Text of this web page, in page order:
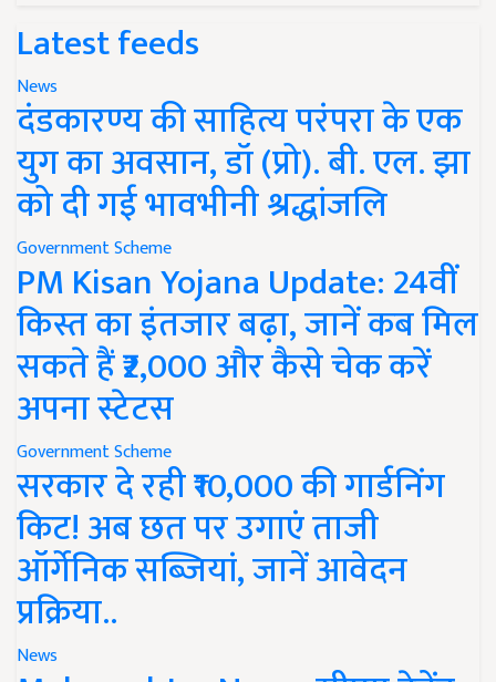
Latest feeds
News
दंडकारण्य की साहित्य परंपरा के एक
युग का अवसान, डॉ (प्रो). बी. एल. झा
को दी गई भावभीनी श्रद्धांजलि
Government Scheme
PM Kisan Yojana Update: 24वीं
किस्त का इंतजार बढ़ा, जानें कब मिल
सकते हैं ₹2,000 और कैसे चेक करें
अपना स्टेटस
Government Scheme
सरकार दे रही ₹10,000 की गार्डनिंग
किट! अब छत पर उगाएं ताजी
ऑर्गेनिक सब्जियां, जानें आवेदन
प्रक्रिया..
News